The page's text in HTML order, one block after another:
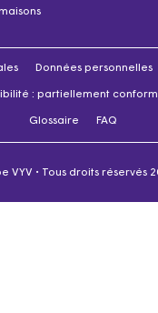
Données personnelles
: partiellement
Glossaire FAQ
VYV • Tous droits réservés